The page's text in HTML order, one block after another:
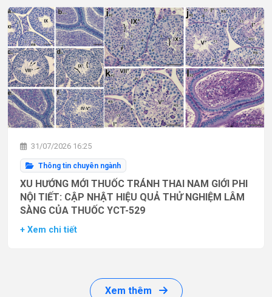
31/07/2026 16:25
Thông tin chuyên ngành
XU HƯỚNG MỚI THUỐC TRÁNH THAI NAM GIỚI PHI
NỘI TIẾT: CẬP NHẬT HIỆU QUẢ THỬ NGHIỆM LÂM
SÀNG CỦA THUỐC YCT-529
+ Xem chi tiết
Xem thêm